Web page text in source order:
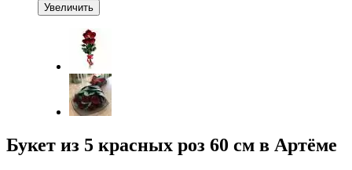
Увеличить
Букет из 5 красных роз 60 см в Артёме